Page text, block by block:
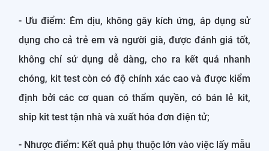
- Ưu điểm: Êm dịu, không gây kích ứng, áp dụng sử
dụng cho cả trẻ em và người già, được đánh giá tốt,
không chỉ sử dụng dễ dàng, cho ra kết quả nhanh
chóng, kit test còn có độ chính xác cao và được kiểm
định bởi các cơ quan có thẩm quyền, có bán lẻ kit,
ship kit test tận nhà và xuất hóa đơn điện tử;
- Nhược điểm: Kết quả phụ thuộc lớn vào việc lấy mẫu